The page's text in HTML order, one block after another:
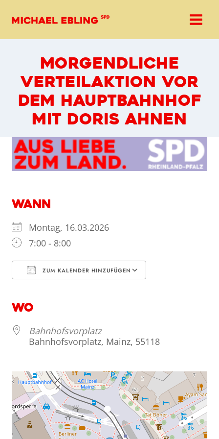
Inhalt
springen
MORGENDLICHE
VERTEILAKTION VOR
DEM HAUPTBAHNHOF
MIT DORIS AHNEN
WANN
Montag, 16.03.2026
7:00 - 8:00
ZUM KALENDER HINZUFÜGEN
WO
Bahnhofsvorplatz
Bahnhofsvorplatz, Mainz, 55118